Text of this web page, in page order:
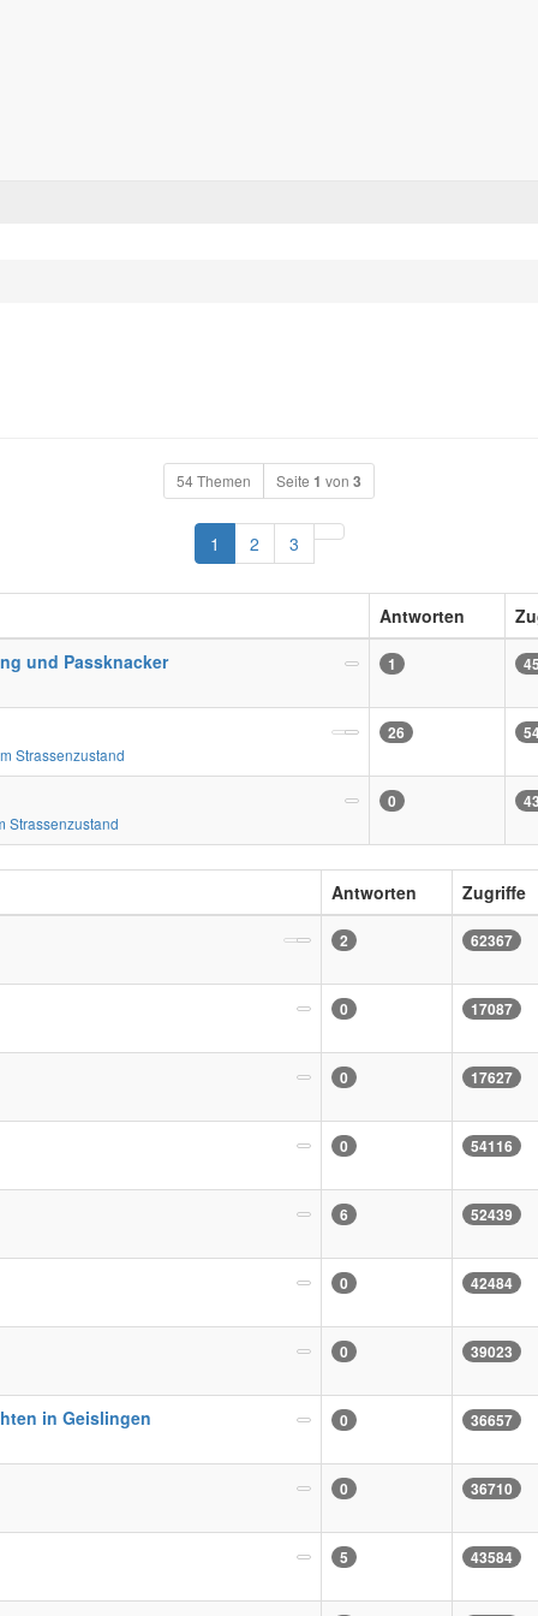
54 Themen Seite 1 von 3
1 2 3 Nächste
Antworten
und Passknacker
1
Strassenzustand
26
Strassenzustand
0
Antworten Zugriffe
2 62367
0 17087
0 17627
0 54116
6 52439
0 42484
0 39023
in Geislingen 0 36657
0 36710
5 43584